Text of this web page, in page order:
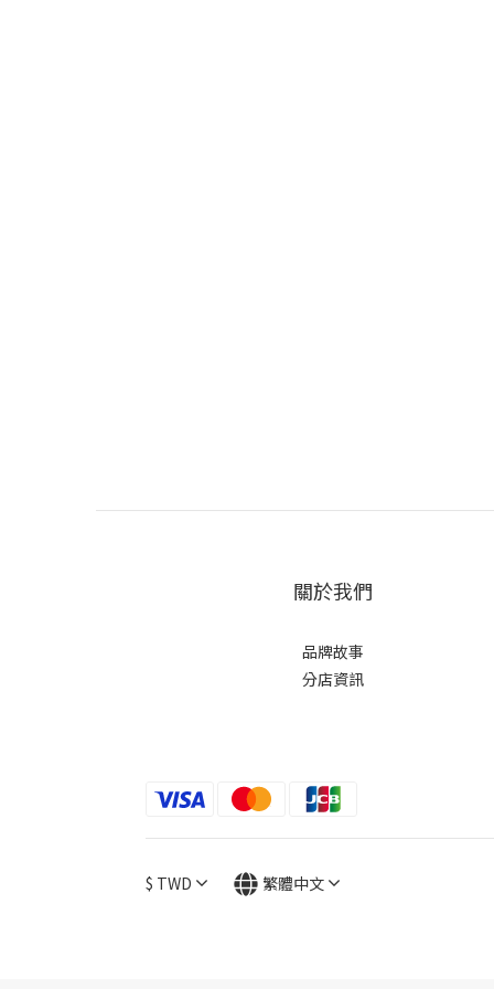
關於我們
品牌故事
分店資訊
$ TWD 繁體中文